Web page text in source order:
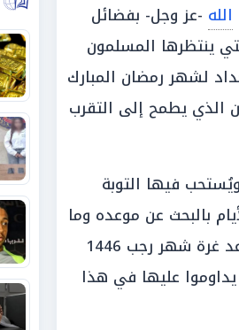
الله -عز وجل- بفضائل
ينتظرها المسلمون
لشهر رمضان المبارك
الذي يطمح إلى التقرب
فيها التوبة
بالبحث عن موعده وما
صالحة، ولذلك تزداد التساؤلات حول موعد غرة شهر رجب 1446
عليها في هذا